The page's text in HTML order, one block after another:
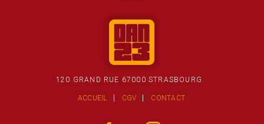
120 GRAND RUE 67000 STRASBOURG
ACCUEIL CGV CONTACT